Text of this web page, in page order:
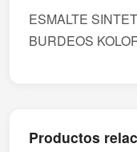
ESMALTE
BURDEOS
Productos